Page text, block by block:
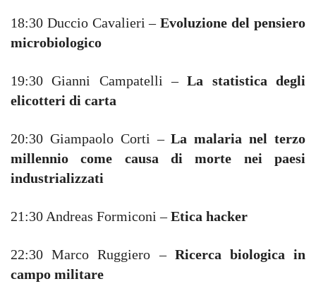
18:30 Duccio Cavalieri –Evoluzione del pensiero
microbiologico
19:30 Gianni Campatelli –La statistica degli
elicotteri di carta
20:30 Giampaolo Corti –La malaria nel terzo
millennio come causa di morte nei paesi
industrializzati
21:30 Andreas Formiconi –Etica hacker
22:30 Marco Ruggiero –Ricerca biologica in
campo militare